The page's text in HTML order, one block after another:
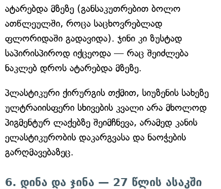
ატარებდა მზეზე (განსაკუთრებით ბოლო
ათწლეულში, როცა საცხოვრებლად
ფლორიდაში გადავიდა). ჯინი კი ზუსტად
საპირისპიროდ იქცეოდა — რაც შეიძლება
ნაკლებ დროს ატარებდა მზეზე.
პლასტიკური ქირურგის თქმით, სიუზენის სახეზე
ულტრაიისფერი სხივების კვალი არა მხოლოდ
პიგმენტურ ლაქებზე შეიმჩნევა, არამედ კანის
ელასტიკურობის დაკარგვასა და ნაოჭების
გარღმავებაზეც.
6. დინა და ჯინა — 27 წლის ასაკში